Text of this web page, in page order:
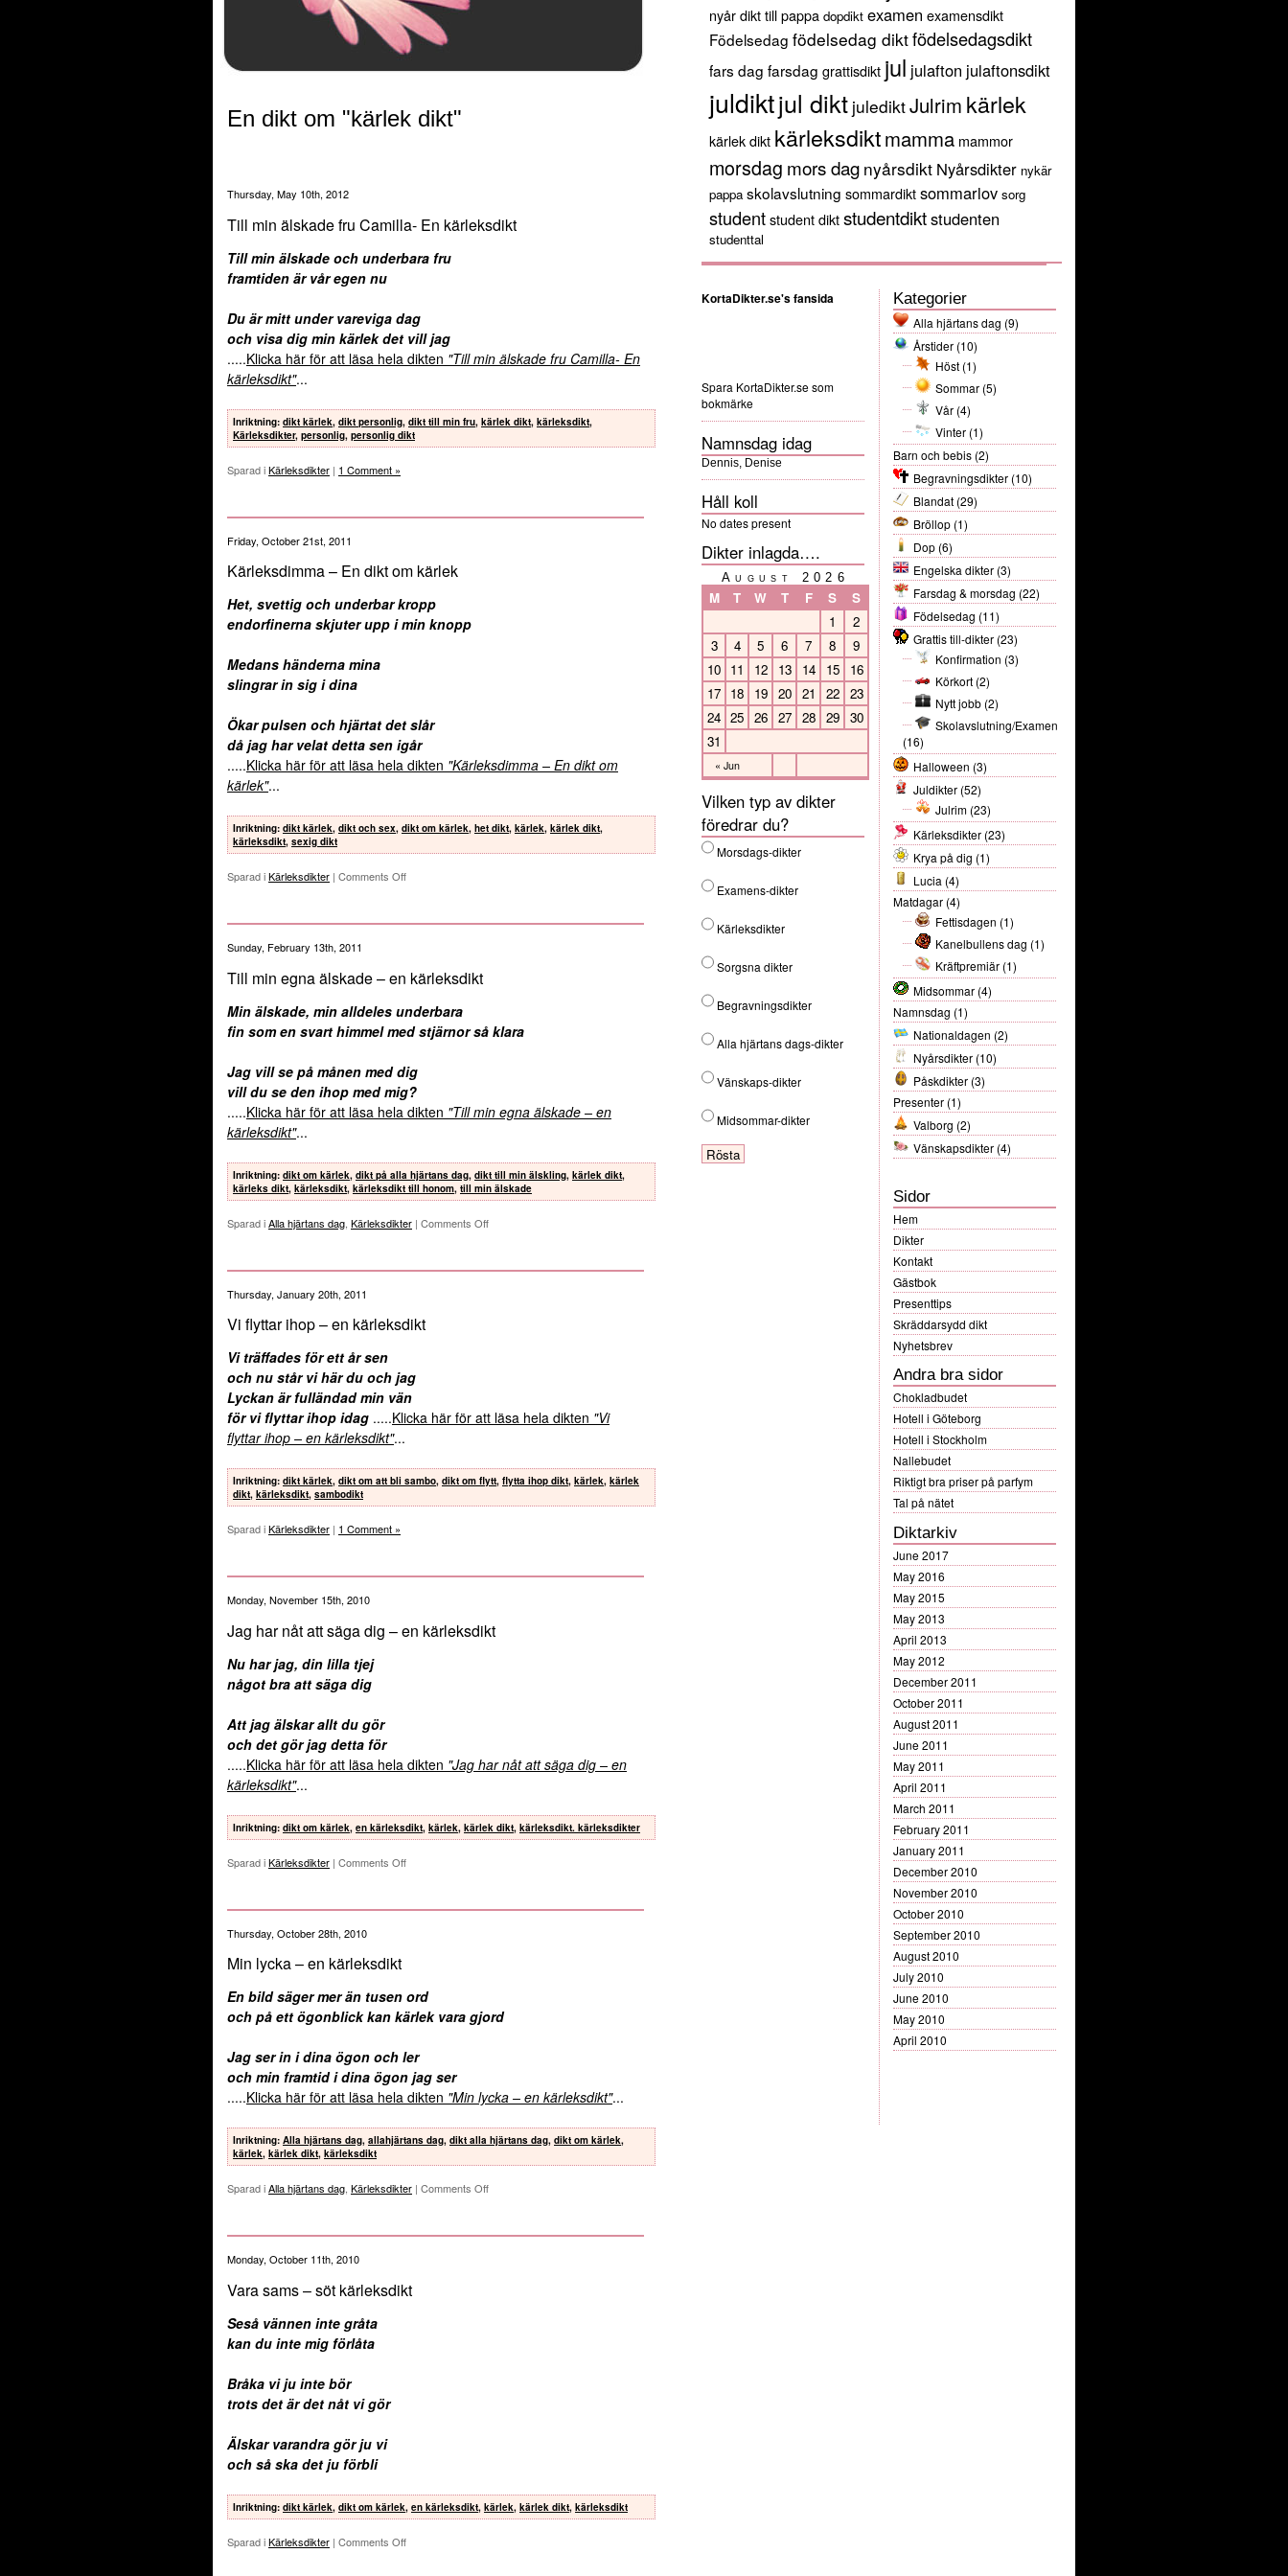
En dikt om "kärlek dikt"
Thursday, May 10th, 2012
Till min älskade fru Camilla- En kärleksdikt
Till min älskade och underbara fru
framtiden är vår egen nu
Du är mitt under vareviga dag
och visa dig min kärlek det vill jag
.....Klicka här för att läsa hela dikten "Till min älskade fru Camilla- En
kärleksdikt"...
Inriktning: dikt kärlek, dikt personlig, dikt till min fru, kärlek dikt, kärleksdikt,
Kärleksdikter, personlig, personlig dikt
Sparad iKärleksdikter | 1 Comment »
Friday, October 21st, 2011
Kärleksdimma – En dikt om kärlek
Het, svettig och underbar kropp
endorfinerna skjuter upp i min knopp
Medans händerna mina
slingrar in sig i dina
Ökar pulsen och hjärtat det slår
då jag har velat detta sen igår
.....Klicka här för att läsa hela dikten "Kärleksdimma – En dikt om
kärlek"...
Inriktning: dikt kärlek, dikt och sex, dikt om kärlek, het dikt, kärlek, kärlek dikt,
kärleksdikt, sexig dikt
Sparad iKärleksdikter | Comments Off
Sunday, February 13th, 2011
Till min egna älskade – en kärleksdikt
Min älskade, min alldeles underbara
fin som en svart himmel med stjärnor så klara
Jag vill se på månen med dig
vill du se den ihop med mig?
.....Klicka här för att läsa hela dikten "Till min egna älskade – en
kärleksdikt"...
Inriktning: dikt om kärlek, dikt på alla hjärtans dag, dikt till min älskling, kärlek dikt,
kärleks dikt, kärleksdikt, kärleksdikt till honom, till min älskade
Sparad iAlla hjärtans dag Kärleksdikter | Comments Off
Thursday, January 20th, 2011
Vi flyttar ihop – en kärleksdikt
Vi träffades för ett år sen
och nu står vi här du och jag
Lyckan är fulländad min vän
för vi flyttar ihop idag .....Klicka här för att läsa hela dikten "Vi
flyttar ihop – en kärleksdikt"...
Inriktning: dikt kärlek, dikt om att bli sambo, dikt om flytt, flytta ihop dikt, kärlek, kärlek
dikt, kärleksdikt, sambodikt
Sparad iKärleksdikter | 1 Comment »
Monday, November 15th, 2010
Jag har nåt att säga dig – en kärleksdikt
Nu har jag, din lilla tjej
något bra att säga dig
Att jag älskar allt du gör
och det gör jag detta för
.....Klicka här för att läsa hela dikten "Jag har nåt att säga dig – en
kärleksdikt"...
Inriktning: dikt om kärlek, en kärleksdikt, kärlek, kärlek dikt, kärleksdikt. kärleksdikter
Sparad iKärleksdikter | Comments Off
Thursday, October 28th, 2010
Min lycka – en kärleksdikt
En bild säger mer än tusen ord
och på ett ögonblick kan kärlek vara gjord
Jag ser in i dina ögon och ler
och min framtid i dina ögon jag ser
.....Klicka här för att läsa hela dikten "Min lycka – en kärleksdikt"...
Inriktning: Alla hjärtans dag, allahjärtans dag, dikt alla hjärtans dag, dikt om kärlek,
kärlek, kärlek dikt, kärleksdikt
Sparad iAlla hjärtans dag Kärleksdikter | Comments Off
Monday, October 11th, 2010
Vara sams – söt kärleksdikt
Seså vännen inte gråta
kan du inte mig förlåta
Bråka vi ju inte bör
trots det är det nåt vi gör
Älskar varandra gör ju vi
och så ska det ju förbli
Inriktning: dikt kärlek, dikt om kärlek, en kärleksdikt, kärlek, kärlek dikt, kärleksdikt
Sparad iKärleksdikter | Comments Off
nyårdikt till pappa dopdikt examen examensdikt
Födelsedag födelsedag diktfödelsedagsdikt
fars dag farsdag grattisdikt jul julafton julaftonsdikt
juldiktjul dikt julediktJulrim kärlek
kärlek dikt kärleksdiktmamma mammor
morsdag mors dag nyårsdikt Nyårsdikter nykär
pappa skolavslutning sommardiktsommarlov sorg
studentstudent diktstudentdiktstudenten
studenttal
Kategorier
Alla hjärtans dag (9)
Årstider (10)
Höst (1)
Sommar (5)
Vår (4)
Vinter (1)
Barn och bebis (2)
Begravningsdikter (10)
Blandat (29)
Bröllop (1)
Dop (6)
Engelska dikter (3)
Farsdag & morsdag (22)
Födelsedag (11)
Grattis till-dikter (23)
Konfirmation (3)
Körkort (2)
Nytt jobb (2)
Skolavslutning/Examen
(16)
Halloween (3)
Juldikter (52)
Julrim (23)
Kärleksdikter (23)
Krya på dig (1)
Lucia (4)
Matdagar (4)
Fettisdagen (1)
Kanelbullens dag (1)
Kräftpremiär (1)
Midsommar (4)
Namnsdag (1)
Nationaldagen (2)
Nyårsdikter (10)
Påskdikter (3)
Presenter (1)
Valborg (2)
Vänskapsdikter (4)
Sidor
Hem
Dikter
Kontakt
Gästbok
Presenttips
Skräddarsydd dikt
Nyhetsbrev
Andra bra sidor
Chokladbudet
Hotell i Göteborg
Hotell i Stockholm
Nallebudet
Riktigt bra priser på parfym
Tal på nätet
Diktarkiv
June 2017
May 2016
May 2015
May 2013
April 2013
May 2012
December 2011
October 2011
August 2011
June 2011
May 2011
April 2011
March 2011
February 2011
January 2011
December 2010
November 2010
October 2010
September 2010
August 2010
July 2010
June 2010
May 2010
April 2010
KortaDikter.se's fansida
Spara KortaDikter.se som
bokmärke
Namnsdag idag
Dennis, Denise
Håll koll
No dates present
Dikter inlagda….
August 2026
M T W T F S S
« Jun
1
2
3
4 5 6 7 8
9
10 11 12 13 14 15
16
17 18 19 20 21 22
23
24 25 26 27 28 29
30
31
Vilken typ av dikter
föredrar du?
Morsdags-dikter
Examens-dikter
Kärleksdikter
Sorgsna dikter
Begravningsdikter
Alla hjärtans dags-dikter
Vänskaps-dikter
Midsommar-dikter